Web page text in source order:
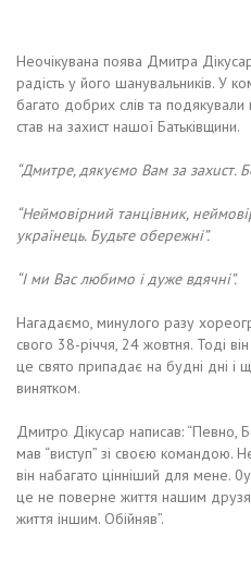
Неочікувана поява Дмитра
радість у його шанувальників. У
багато добрих слів та
став на захист нашої Батьківщини.
“Дмитре, дякуємо Вам за захuст.
“Неймовірний танцівник,
українець. Будьте обережні”.
“І ми Вас любимо і дуже вдячні”.
Нагадаємо, минулого разу
свого 38-річчя, 24 жовтня. Тоді
це свято припадає на будні дні і
винятком.
Дмитро Дікусар написав: “Певно,
мав “виступ” зі своєю командою.
він набагато цінніший для мене.
це не поверне життя нашим
життя іншим. Обійняв”.